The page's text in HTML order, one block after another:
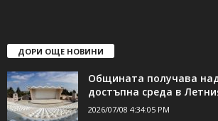
ДОРИ ОЩЕ НОВИНИ
Общината получава
достъпна среда в
2026/07/08 4:34:05 PM